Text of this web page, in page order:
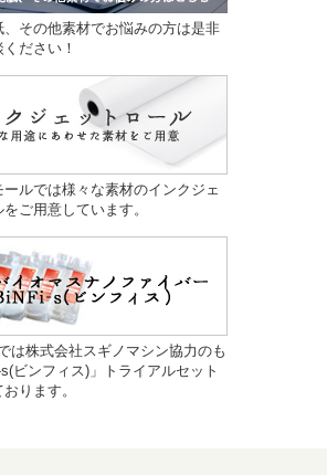
、その他素材でお悩みの方は是非
ださい！
ルでは様々な素材のインクジェ
ご用意しています。
は株式会社スギノマシン協力のも
ビンフィス)」トライアルセット
ります。